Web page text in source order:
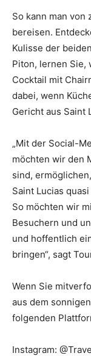
So kann man von
bereisen.
Kulisse der
Piton, lernen Sie,
Cocktail mit
dabei, wenn
Gericht aus Saint
„Mit der Social-
möchten wir den
sind,
Saint Lucias
So möchten wir
Besuchern und
und hoffentlich
bringen“, sagt
Wenn Sie
aus dem
folgenden
Instagram: